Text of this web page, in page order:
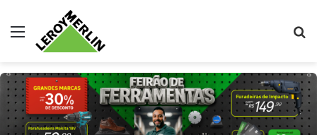
Menu